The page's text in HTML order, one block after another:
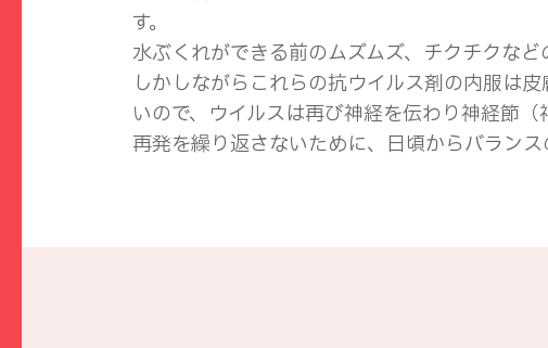
す。
水ぶくれができる前のムズムズ、チクチクな
しかしながらこれらの抗ウイルス剤の内服は
いので、ウイルスは再び神経を伝わり神経節
再発を繰り返さないために、日頃からバラン